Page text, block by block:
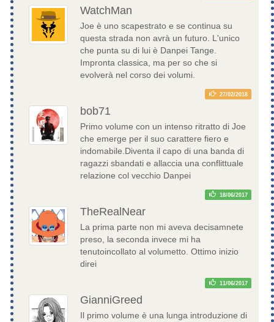
WatchMan
Joe è uno scapestrato e se continua su
questa strada non avrà un futuro. L'unico
che punta su di lui è Danpei Tange.
Impronta classica, ma per so che si
evolverà nel corso dei volumi.
27/02/2018
bob71
Primo volume con un intenso ritratto di Joe
che emerge per il suo carattere fiero e
indomabile.Diventa il capo di una banda di
ragazzi sbandati e allaccia una conflittuale
relazione col vecchio Danpei
18/06/2017
TheRealNear
La prima parte non mi aveva decisamnete
preso, la seconda invece mi ha
tenutoincollato al volumetto. Ottimo inizio
direi
11/06/2017
GianniGreed
Il primo volume è una lunga introduzione di